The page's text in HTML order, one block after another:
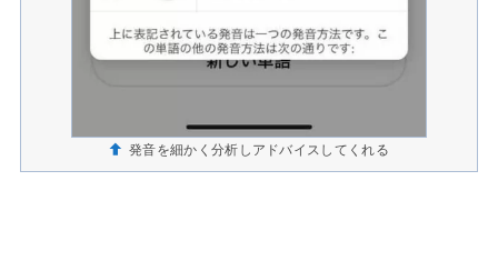
発音を細かく分析しアドバイスしてくれる